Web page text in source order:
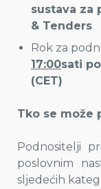
sustava za
& Tenders
Rok za
17:00sati
(CET)
Tko se može
Podnositelji
poslovnim
sljedećih